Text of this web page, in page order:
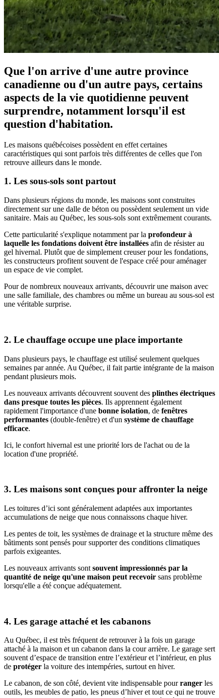
Que l'on arrive d'une autre province
canadienne ou d'un autre pays, certains
aspects de la vie quotidienne peuvent
surprendre, notamment lorsqu'il est
question d'habitation.
Les maisons québécoises possèdent en effet certaines
caractéristiques qui sont parfois très différentes de celles que l'on
retrouve ailleurs dans le monde.
1. Les sous-sols sont partout
Dans plusieurs régions du monde, les maisons sont construites
directement sur une dalle de béton ou possèdent seulement un vide
sanitaire. Mais au Québec, les sous-sols sont extrêmement courants.
Cette particularité s'explique notamment par la profondeur à
laquelle les fondations doivent être installées afin de résister au
gel hivernal. Plutôt que de simplement creuser pour les fondations,
les constructeurs profitent souvent de l'espace créé pour aménager
un espace de vie complet.
Pour de nombreux nouveaux arrivants, découvrir une maison avec
une salle familiale, des chambres ou même un bureau au sous-sol est
une véritable surprise.
2. Le chauffage occupe une place importante
Dans plusieurs pays, le chauffage est utilisé seulement quelques
semaines par année. Au Québec, il fait partie intégrante de la maison
pendant plusieurs mois.
Les nouveaux arrivants découvrent souvent des plinthes électriques
dans presque toutes les pièces. Ils apprennent également
rapidement l'importance d'une bonne isolation, de fenêtres
performantes (double-fenêtre) et d'un système de chauffage
efficace.
Ici, le confort hivernal est une priorité lors de l'achat ou de la
location d'une propriété.
3. Les maisons sont conçues pour affronter la neige
Les toitures d’ici sont généralement adaptées aux importantes
accumulations de neige que nous connaissons chaque hiver.
Les pentes de toit, les systèmes de drainage et la structure même des
bâtiments sont pensés pour supporter des conditions climatiques
parfois exigeantes.
Les nouveaux arrivants sont souvent impressionnés par la
quantité de neige qu'une maison peut recevoir sans problème
lorsqu'elle a été conçue adéquatement.
4. Les garage attaché et les cabanons
Au Québec, il est très fréquent de retrouver à la fois un garage
attaché à la maison et un cabanon dans la cour arrière. Le garage sert
souvent d’espace de transition entre l’extérieur et l’intérieur, en plus
de protéger la voiture des intempéries, surtout en hiver.
Le cabanon, de son côté, devient vite indispensable pourranger les
outils, les meubles de patio, les pneus d’hiver et tout ce qui ne trouve